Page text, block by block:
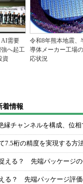
AI需要
へ起工
資
令和8年熊本地震、
導体メーカー工場
応状況
着情報
縁チャンネルを構成、位
7.5桁の精度を実現する方
える？ 先端パッケージ
る？ 先端パッケージ評